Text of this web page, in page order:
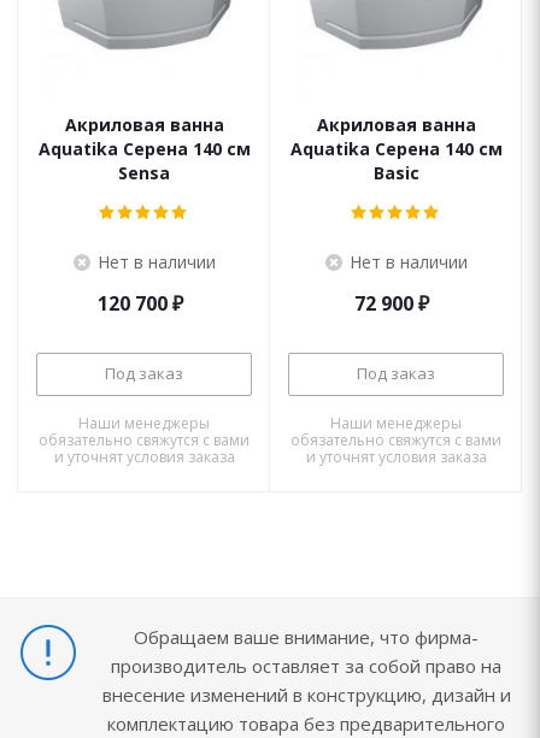
Акриловая ванна
Aquatika Серена 140 см
Sensa
Нет в наличии
120 700₽
Под заказ
Наши менеджеры
обязательно свяжутся с вами
и уточнят условия заказа
Акриловая ванна
Aquatika Серена 140 см
Basic
Нет в наличии
72 900₽
Под заказ
Наши менеджеры
обязательно свяжутся с вами
и уточнят условия заказа
Обращаем ваше внимание, что фирма-
производитель оставляет за собой право на
внесение изменений в конструкцию, дизайн и
комплектацию товара без предварительного